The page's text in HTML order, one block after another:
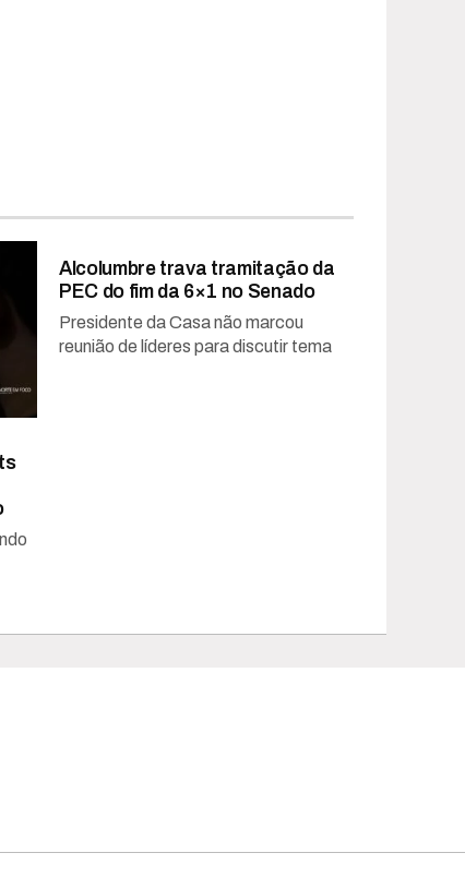
Alcolumbre trava tramitação da
PEC do fim da 6×1 no Senado
Presidente da Casa não marcou
reunião de líderes para discutir tema